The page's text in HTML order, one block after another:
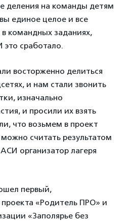
деления на команды детям
единое целое и все
командных заданиях,
это сработало.
восторженно делиться
и нам стали звонить
изначально
и просили их взять
что возьмем в проект
считать результатом
организатор лагеря
первый,
«Родитель ПРО» и
«Заполярье без